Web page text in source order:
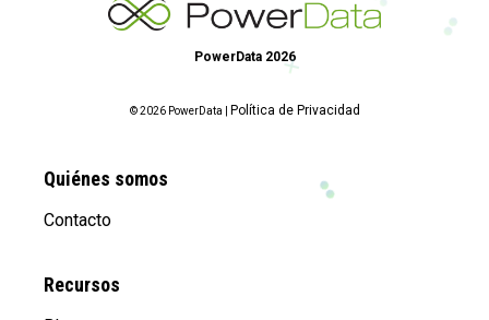
PowerData 2026
© 2026 PowerData | Política de Privacidad
Quiénes somos
Contacto
Recursos